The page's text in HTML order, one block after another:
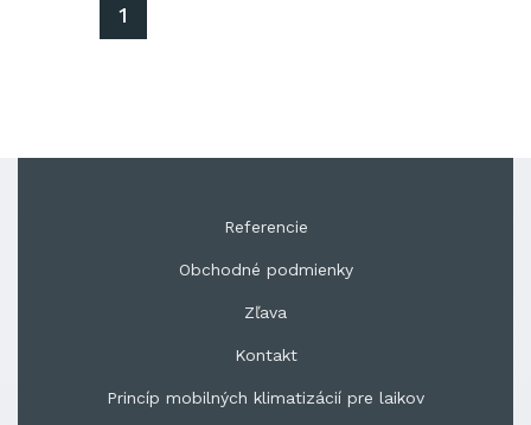
1
Referencie
Obchodné podmienky
Zľava
Kontakt
Princíp mobilných klimatizácií pre laikov